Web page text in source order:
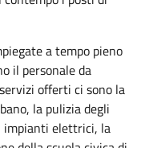
a tempo pieno
il personale da
offerti ci sono la
la pulizia degli
impianti elettrici, la